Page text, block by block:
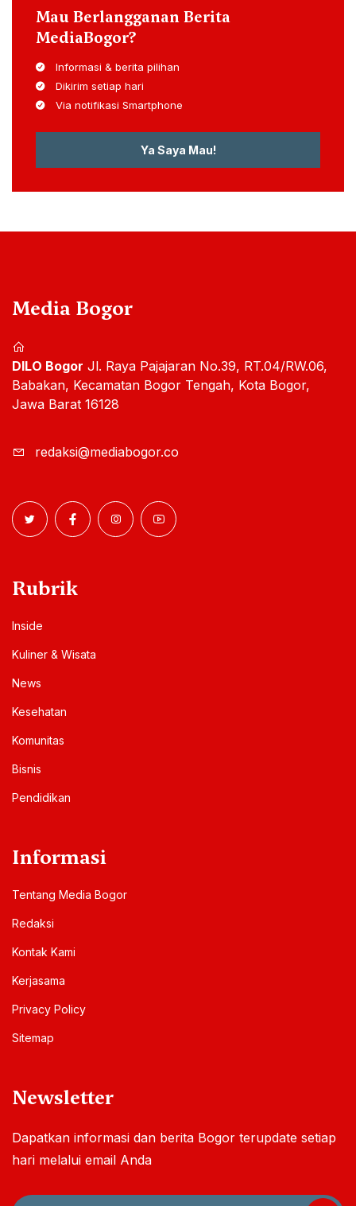
Mau Berlangganan Berita
MediaBogor?
Informasi & berita pilihan
Dikirim setiap hari
Via notifikasi Smartphone
Ya Saya Mau!
Media Bogor
DILO Bogor Jl. Raya Pajajaran No.39, RT.04/RW.06,
Babakan, Kecamatan Bogor Tengah, Kota Bogor,
Jawa Barat 16128
redaksi@mediabogor.co
Rubrik
Inside
Kuliner & Wisata
News
Kesehatan
Komunitas
Bisnis
Pendidikan
Informasi
Tentang Media Bogor
Redaksi
Kontak Kami
Kerjasama
Privacy Policy
Sitemap
Newsletter
Dapatkan informasi dan berita Bogor terupdate setiap
hari melalui email Anda